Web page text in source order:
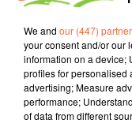
23 juin 2022 - 14
JOURNAL DU JEUDI
Patrice Bémanangy
L'info près de chez
We and our (447)
your consent and/or our
information on a device;
profiles for personalised
advertising; Measure
performance;
of data from different